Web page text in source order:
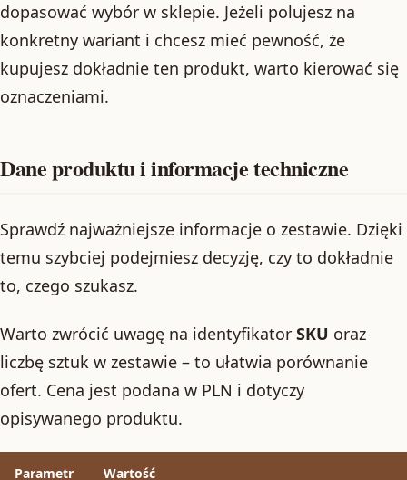
dopasować wybór w sklepie. Jeżeli polujesz na
konkretny wariant i chcesz mieć pewność, że
kupujesz dokładnie ten produkt, warto kierować się
oznaczeniami.
Dane produktu i informacje techniczne
Sprawdź najważniejsze informacje o zestawie. Dzięki
temu szybciej podejmiesz decyzję, czy to dokładnie
to, czego szukasz.
Warto zwrócić uwagę na identyfikator SKU oraz
liczbę sztuk w zestawie – to ułatwia porównanie
ofert. Cena jest podana w PLN i dotyczy
opisywanego produktu.
Parametr Wartość